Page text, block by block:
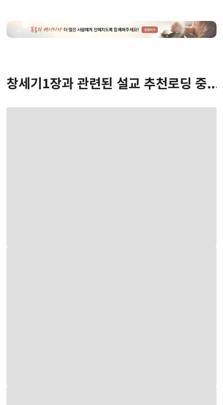
창세기1장과 관련된 설교 추천로딩 중...